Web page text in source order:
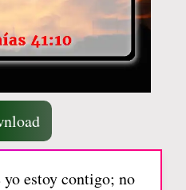
yo estoy contigo; no